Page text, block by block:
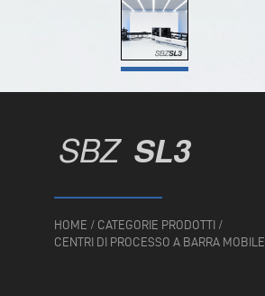
SBZ SL3
HOME / CATEGORIE PRODOTTI /
CENTRI DI PROCESSO A BARRA MOBILE